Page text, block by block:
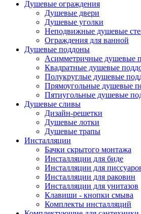
Душевые ограждения
Душевые двери
Душевые уголки
Неподвижные душевые
Ограждения для ванной
Душевые поддоны
Асимметричные душевые
Квадратные душевые
Полукруглые душевые
Прямоугольные душевые
Пятиугольные душевые
Душевые сливы
Дизайн-решетки
Душевые лотки
Душевые трапы
Инсталляции
Бачки скрытого монтажа
Инсталляции для биде
Инсталляции для
Инсталляции для раковин
Инсталляции для унитазов
Клавиши - кнопки смыва
Комплекты инсталляций